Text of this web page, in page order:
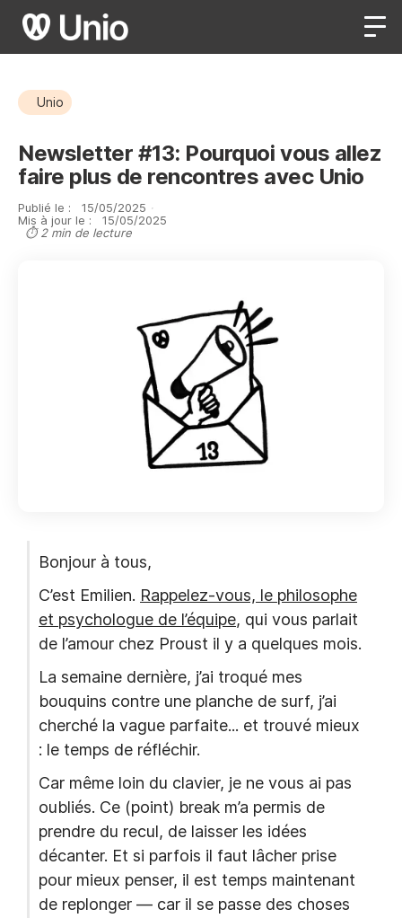
Unio
Newsletter #13: Pourquoi vous allez
faire plus de rencontres avec Unio
Publié le : 15/05/2025 ·
Mis à jour le :
15/05/2025
⏱ 2 min de lecture
Bonjour à tous,
C’est Emilien. Rappelez-vous, le philosophe
et psychologue de l’équipe, qui vous parlait
de l’amour chez Proust il y a quelques mois.
La semaine dernière, j’ai troqué mes
bouquins contre une planche de surf, j’ai
cherché la vague parfaite... et trouvé mieux
: le temps de réfléchir.
Car même loin du clavier, je ne vous ai pas
oubliés. Ce (point) break m’a permis de
prendre du recul, de laisser les idées
décanter. Et si parfois il faut lâcher prise
pour mieux penser, il est temps maintenant
de replonger — car il se passe des choses